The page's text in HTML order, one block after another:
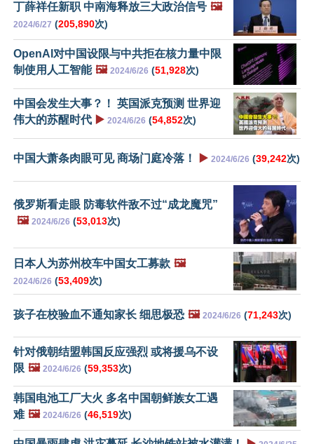
丁薛祥任新职 中南海释放三大政治信号 🖼️
2024/6/27 (205,890次)
OpenAI对中国设限与中共拒在核力量中限
制使用人工智能 🖼️ 2024/6/26 (51,928次)
中国会发生大事？！ 英国派克预测 世界迎
伟大的苏醒时代 ▶️ 2024/6/26 (54,852次)
中国大萧条肉眼可见 商场门庭冷落！ ▶️ 2024/6/26 (39,242次)
俄罗斯看走眼 防毒软件敌不过“成龙魔咒”
🖼️ 2024/6/26 (53,013次)
日本人为苏州校车中国女工募款 🖼️
2024/6/26 (53,409次)
孩子在校验血不通知家长 细思极恐 🖼️ 2024/6/26 (71,243次)
针对俄朝结盟韩国反应强烈 或将援乌不设
限 🖼️ 2024/6/26 (59,353次)
韩国电池工厂大火 多名中国朝鲜族女工遇
难 🖼️ 2024/6/26 (46,519次)